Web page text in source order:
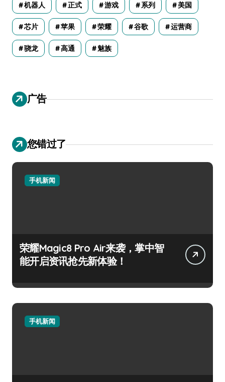
机器人 正式 游戏 系列 美国
芯片 苹果 荣耀 谷歌 运营商
骁龙 高通 魅族
广告
您错过了
手机新闻
荣耀Magic8 Pro Air来袭，掌中智
能开启资讯抢先新体验！
手机新闻